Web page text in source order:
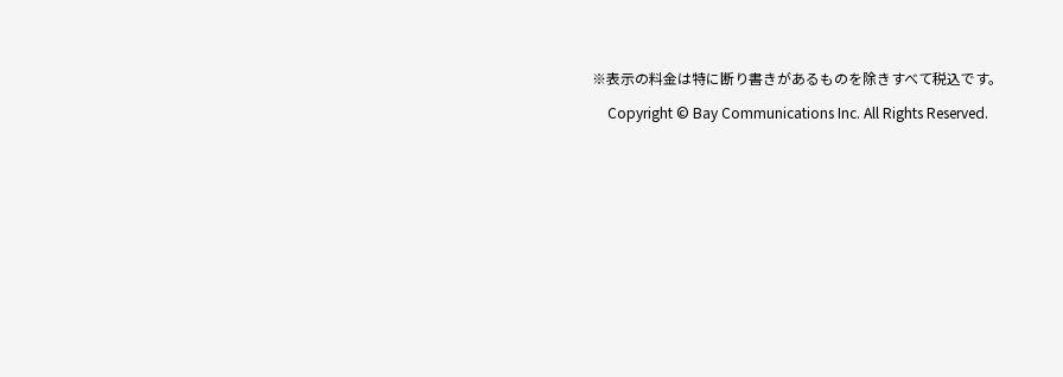
※表示の料金は特に断り書きがあるものを除きすべて税込です。
Copyright © Bay Communications Inc. All Rights Reserved.